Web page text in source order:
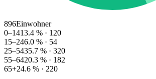
896Einwohner
0–1413.4 % · 120
15–246.0 % · 54
25–5435.7 % · 320
55–6420.3 % · 182
65+24.6 % · 220